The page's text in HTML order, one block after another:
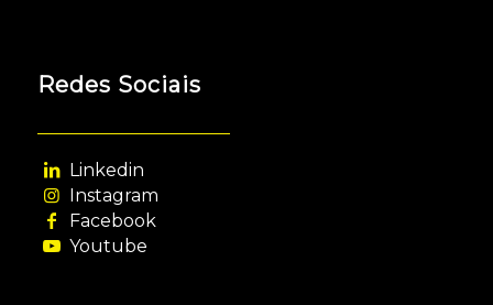
Redes Sociais
Linkedin
Instagram
Facebook
Youtube